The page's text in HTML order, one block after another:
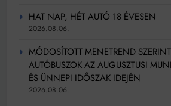
HAT NAP, HÉT AUTÓ 18 ÉVESEN
2026.08.06.
MÓDOSÍTOTT MENETREND
AUTÓBUSZOK AZ AUGUSZTUSI
ÉS ÜNNEPI IDŐSZAK IDEJÉN
2026.08.06.